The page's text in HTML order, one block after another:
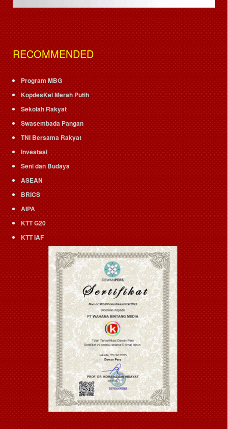
RECOMMENDED
Program MBG
KopdesKel Merah Putih
Sekolah Rakyat
Swasembada Pangan
TNI Bersama Rakyat
Investasi
Seni dan Budaya
ASEAN
BRICS
AIPA
KTT G20
KTT IAF